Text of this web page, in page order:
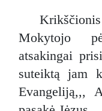
Mokytojo
atsakingai
suteiktą jam
Evangeliją,,,